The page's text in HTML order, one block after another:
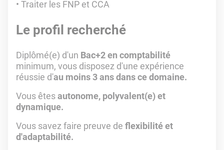
Traiter les FNP et CCA
Le profil recherché
Diplômé(e) d'un Bac+2 en comptabilité
minimum, vous disposez d'une expérience
réussie d'au moins 3 ans dans ce domaine.
Vous êtesautonome, polyvalent(e) et
dynamique.
Vous savez faire preuve de flexibilité et
d'adaptabilité.